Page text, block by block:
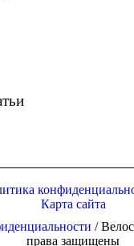
Карта сайта
/
права защищены